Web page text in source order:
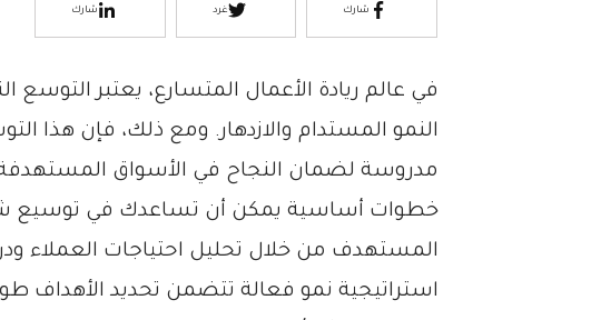
شارك غرد شارك
في عالم ريادة الأعمال المتسارع، يعتبر التوسع
النمو المستدام والازدهار. ومع ذلك، فإن هذا
مدروسة لضمان النجاح في الأسواق
خطوات أساسية يمكن أن تساعدك في توسيع
المستهدف من خلال تحليل احتياجات العملاء
استراتيجية نمو فعالة تتضمن تحديد الأهداف